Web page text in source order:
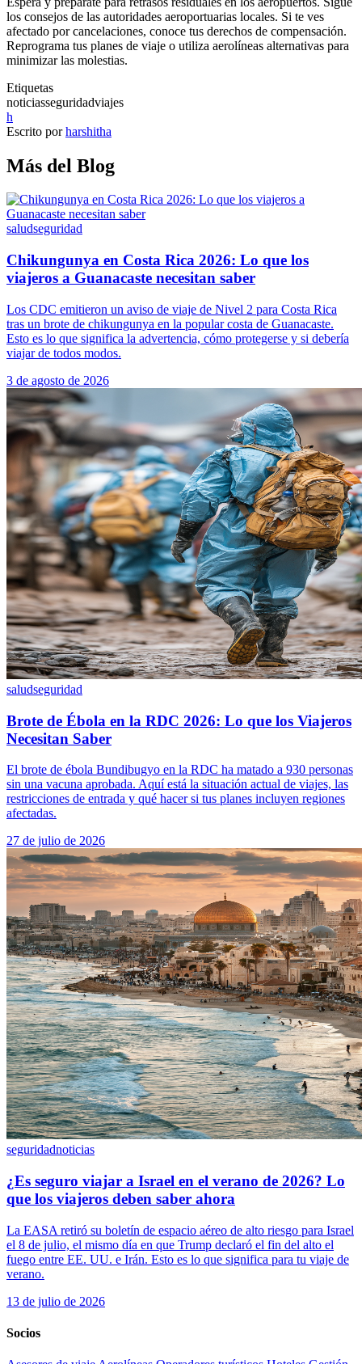
los consejos de las autoridades aeroportuarias locales. Si te ves
afectado por cancelaciones, conoce tus derechos de compensación.
Reprograma tus planes de viaje o utiliza aerolíneas alternativas para
minimizar las molestias.
Etiquetas
noticiasseguridadviajes
h
Escrito por harshitha
Más del Blog
saludseguridad
Chikungunya en Costa Rica 2026: Lo que los
viajeros a Guanacaste necesitan saber
Los CDC emitieron un aviso de viaje de Nivel 2 para Costa Rica
tras un brote de chikungunya en la popular costa de Guanacaste.
Esto es lo que significa la advertencia, cómo protegerse y si debería
viajar de todos modos.
3 de agosto de 2026
saludseguridad
Brote de Ébola en la RDC 2026: Lo que los Viajeros
Necesitan Saber
El brote de ébola Bundibugyo en la RDC ha matado a 930 personas
sin una vacuna aprobada. Aquí está la situación actual de viajes, las
restricciones de entrada y qué hacer si tus planes incluyen regiones
afectadas.
27 de julio de 2026
seguridadnoticias
¿Es seguro viajar a Israel en el verano de 2026? Lo
que los viajeros deben saber ahora
La EASA retiró su boletín de espacio aéreo de alto riesgo para Israel
el 8 de julio, el mismo día en que Trump declaró el fin del alto el
fuego entre EE. UU. e Irán. Esto es lo que significa para tu viaje de
verano.
13 de julio de 2026
Socios